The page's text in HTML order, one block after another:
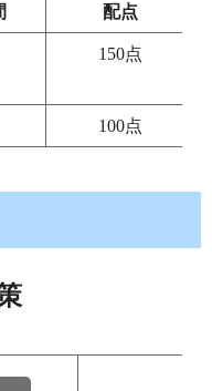
配点
150点
100点